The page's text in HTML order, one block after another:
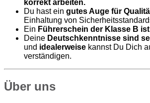
korrekt arbeiten.
Du hast ein gutes Auge für
Einhaltung von
Ein Führerschein der Klasse B
Deine Deutschkenntnisse sind
und idealerweise kannst Du Dich
verständigen.
Über uns